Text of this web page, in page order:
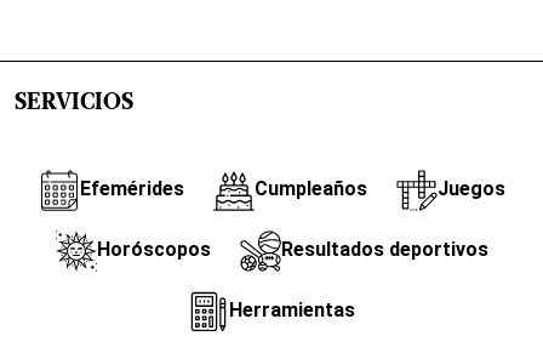
SERVICIOS
Efemérides Cumpleaños Juegos
Horóscopos Resultados deportivos
Herramientas